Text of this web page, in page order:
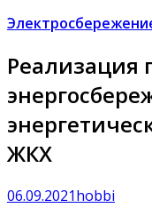
Реализация
ЖКХ
06.09.2021hobbi